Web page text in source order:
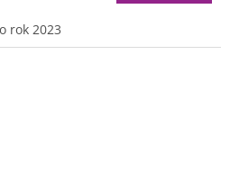
rok 2023